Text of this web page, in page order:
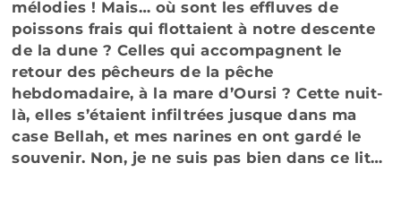
mélodies ! Mais… où sont les effluves de
poissons frais qui flottaient à notre descente
de la dune ? Celles qui accompagnent le
retour des pêcheurs de la pêche
hebdomadaire, à la mare d’Oursi ? Cette nuit-
là, elles s’étaient infiltrées jusque dans ma
case Bellah, et mes narines en ont gardé le
souvenir. Non, je ne suis pas bien dans ce lit…